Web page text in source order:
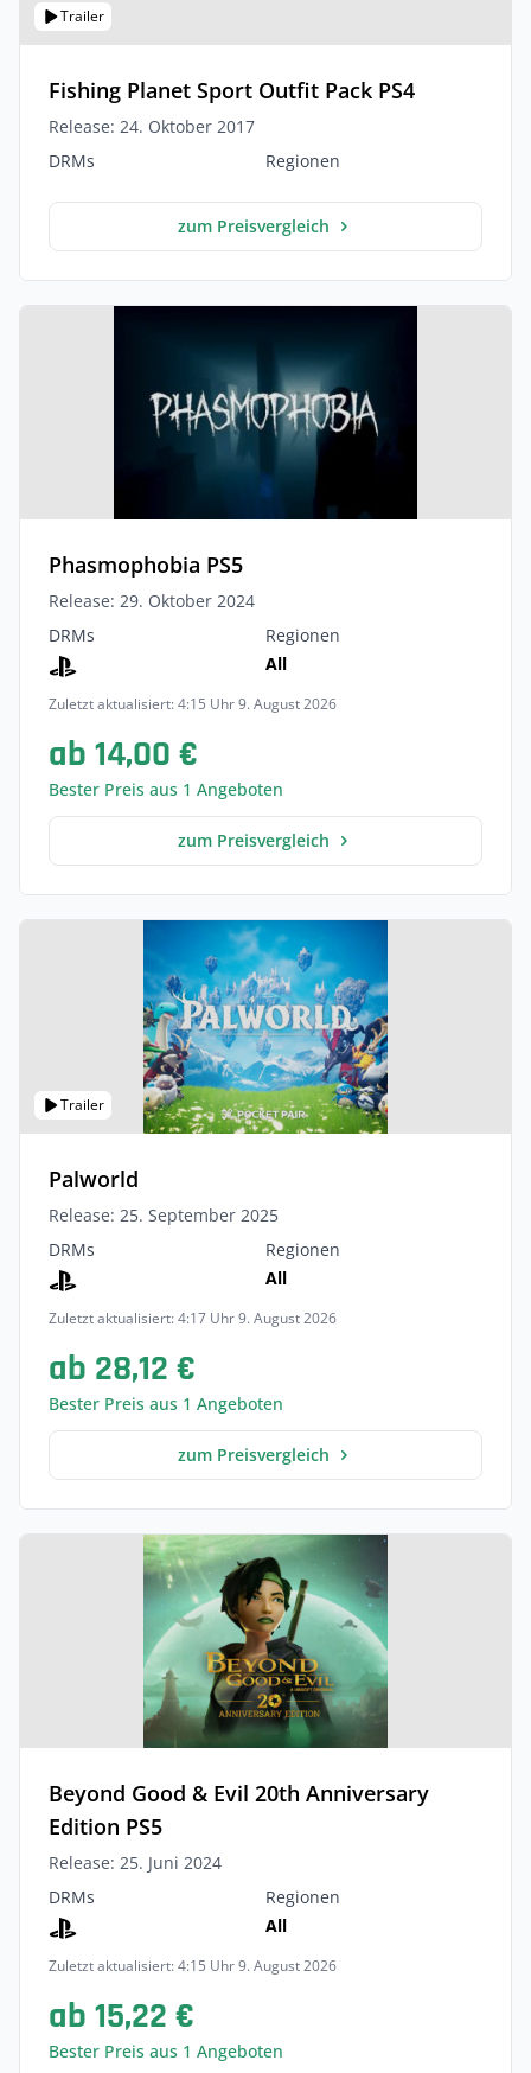
Trailer
Fishing Planet Sport Outfit Pack PS4
Release: 24. Oktober 2017
DRMs
Regionen
zum Preisvergleich
Phasmophobia PS5
Release: 29. Oktober 2024
DRMs
Regionen
All
Zuletzt aktualisiert: 4:15 Uhr 9. August 2026
ab 14,00 €
Bester Preis aus 1 Angeboten
zum Preisvergleich
Trailer
Palworld
Release: 25. September 2025
DRMs
Regionen
All
Zuletzt aktualisiert: 4:17 Uhr 9. August 2026
ab 28,12 €
Bester Preis aus 1 Angeboten
zum Preisvergleich
Beyond Good & Evil 20th Anniversary
Edition PS5
Release: 25. Juni 2024
DRMs
Regionen
All
Zuletzt aktualisiert: 4:15 Uhr 9. August 2026
ab 15,22 €
Bester Preis aus 1 Angeboten